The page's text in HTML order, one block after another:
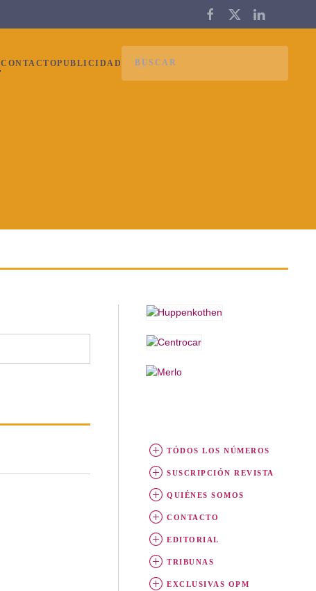
CONTACTOPUBLICIDAD
TÓDOS LOS NÚMEROS
SUSCRIPCIÓN REVISTA
QUIÉNES SOMOS
CONTACTO
EDITORIAL
TRIBUNAS
EXCLUSIVAS OPM